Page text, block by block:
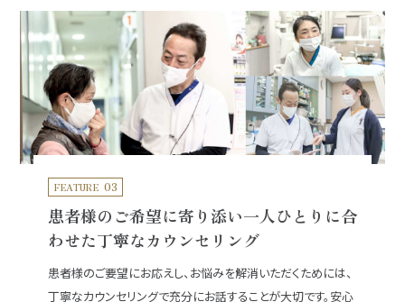
FEATURE 03
患者様のご希望に寄り添い一人ひとりに合
わせた丁寧なカウンセリング
患者様のご要望にお応えし、お悩みを解消いただくためには、
丁寧なカウンセリングで充分にお話することが大切です。安心